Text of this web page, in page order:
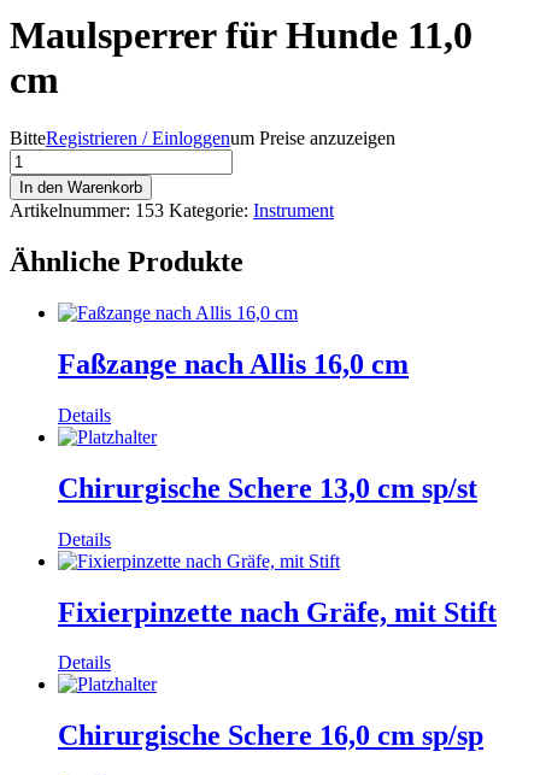
Maulsperrer für Hunde 11,0
cm
BitteRegistrieren / Einloggenum Preise anzuzeigen
Maulsperrer
für
Hunde
11,0
cm
Menge
In den Warenkorb
Artikelnummer: 153 Kategorie: Instrument
Ähnliche Produkte
Faßzange nach Allis 16,0 cm
Details
Chirurgische Schere 13,0 cm sp/st
Details
Fixierpinzette nach Gräfe, mit Stift
Details
Chirurgische Schere 16,0 cm sp/sp